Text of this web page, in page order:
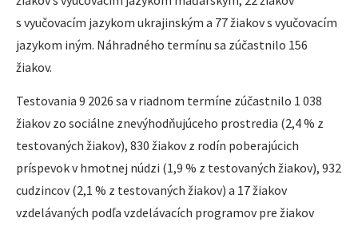
s vyučovacím jazykom ukrajinským a 77 žiakov s vyučovacím
jazykom iným. Náhradného termínu sa zúčastnilo 156
žiakov.
Testovania 9 2026 sa v riadnom termíne zúčastnilo 1 038
žiakov zo sociálne znevýhodňujúceho prostredia (2,4 % z
testovaných žiakov), 830 žiakov z rodín poberajúcich
príspevok v hmotnej núdzi (1,9 % z testovaných žiakov), 932
cudzincov (2,1 % z testovaných žiakov) a 17 žiakov
vzdelávaných podľa vzdelávacích programov pre žiakov